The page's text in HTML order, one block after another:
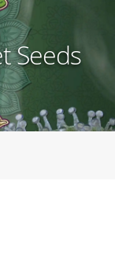
Seeds